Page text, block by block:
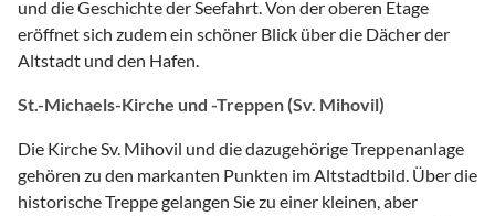
und die Geschichte der Seefahrt. Von der oberen Etage
eröffnet sich zudem ein schöner Blick über die Dächer der
Altstadt und den Hafen.
St.-Michaels-Kirche und -Treppen (Sv. Mihovil)
Die Kirche Sv. Mihovil und die dazugehörige Treppenanlage
gehören zu den markanten Punkten im Altstadtbild. Über die
historische Treppe gelangen Sie zu einer kleinen, aber